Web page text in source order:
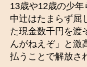
13歳や12歳の少
中辻はたまらず屈
た現金数千円を渡
んがねえぞ」と激
払うことで解放さ